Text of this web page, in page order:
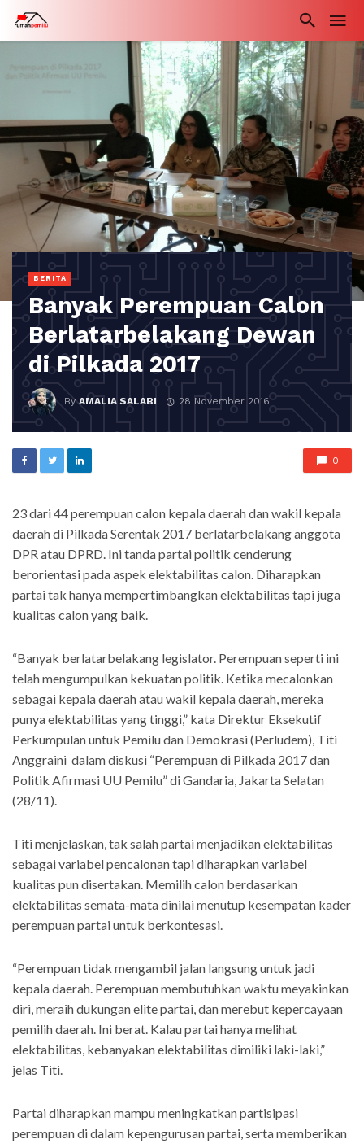
BERITA
Banyak Perempuan Calon
Berlatarbelakang Dewan
di Pilkada 2017
ByAMALIA SALABI 28 November 2016
0
23 dari 44 perempuan calon kepala daerah dan wakil kepala
daerah di Pilkada Serentak 2017 berlatarbelakang anggota
DPR atau DPRD. Ini tanda partai politik cenderung
berorientasi pada aspek elektabilitas calon. Diharapkan
partai tak hanya mempertimbangkan elektabilitas tapi juga
kualitas calon yang baik.
“Banyak berlatarbelakang legislator. Perempuan seperti ini
telah mengumpulkan kekuatan politik. Ketika mecalonkan
sebagai kepala daerah atau wakil kepala daerah, mereka
punya elektabilitas yang tinggi,” kata Direktur Eksekutif
Perkumpulan untuk Pemilu dan Demokrasi (Perludem), Titi
Anggraini dalam diskusi “Perempuan di Pilkada 2017 dan
Politik Afirmasi UU Pemilu” di Gandaria, Jakarta Selatan
(28/11).
Titi menjelaskan, tak salah partai menjadikan elektabilitas
sebagai variabel pencalonan tapi diharapkan variabel
kualitas pun disertakan. Memilih calon berdasarkan
elektabilitas semata-mata dinilai menutup kesempatan kader
perempuan partai untuk berkontesasi.
“Perempuan tidak mengambil jalan langsung untuk jadi
kepala daerah. Perempuan membutuhkan waktu meyakinkan
diri, meraih dukungan elite partai, dan merebut kepercayaan
pemilih daerah. Ini berat. Kalau partai hanya melihat
elektabilitas, kebanyakan elektabilitas dimiliki laki-laki,”
jelas Titi.
Partai diharapkan mampu meningkatkan partisipasi
perempuan di dalam kepengurusan partai, serta memberikan